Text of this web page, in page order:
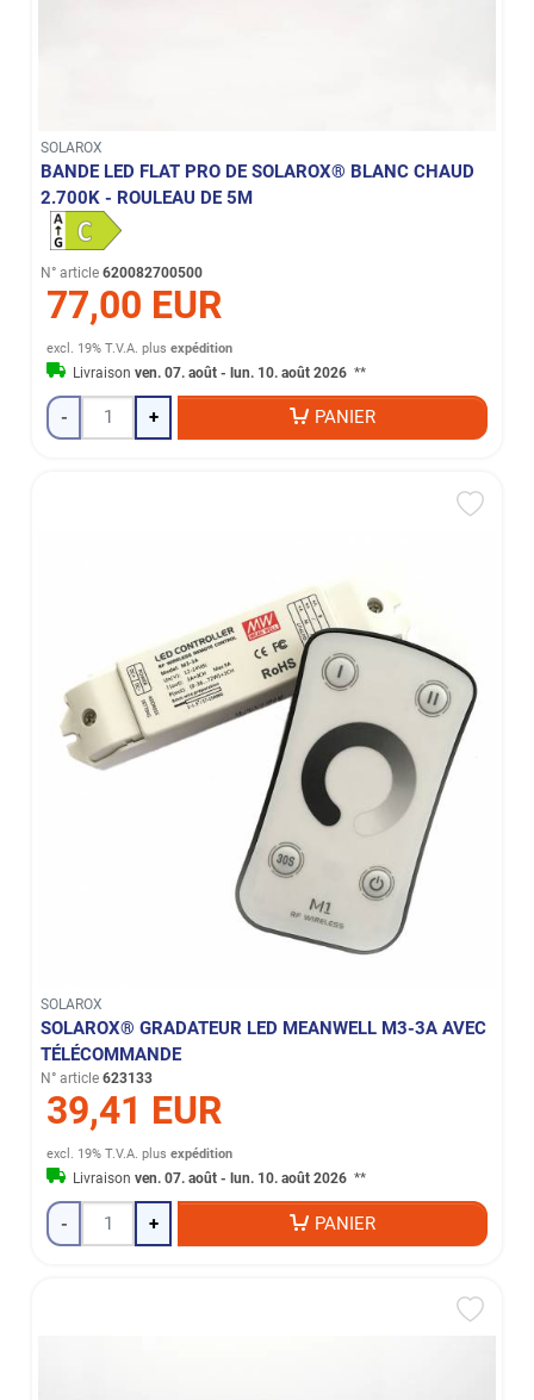
SOLAROX
BANDE LED FLAT PRO DE SOLAROX® BLANC CHAUD
2.700K - ROULEAU DE 5M
N° article 620082700500
77,00 EUR
excl. 19% T.V.A. plusexpédition
Livraisonven. 07. août - lun. 10. août 2026 **
- + PANIER
SOLAROX
SOLAROX® GRADATEUR LED MEANWELL M3-3A AVEC
TÉLÉCOMMANDE
N° article 623133
39,41 EUR
excl. 19% T.V.A. plusexpédition
Livraisonven. 07. août - lun. 10. août 2026 **
- + PANIER